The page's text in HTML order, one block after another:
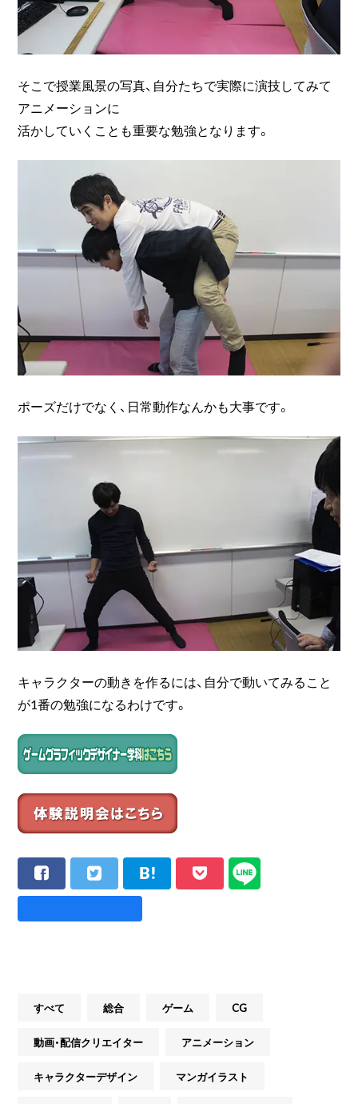
そこで授業風景の写真、自分たちで実際に演技してみて
アニメーションに
活かしていくことも重要な勉強となります。
ポーズだけでなく、日常動作なんかも大事です。
キャラクターの動きを作るには、自分で動いてみること
が1番の勉強になるわけです。
すべて 総合 ゲーム CG
動画・配信クリエイター アニメーション
キャラクターデザイン マンガイラスト